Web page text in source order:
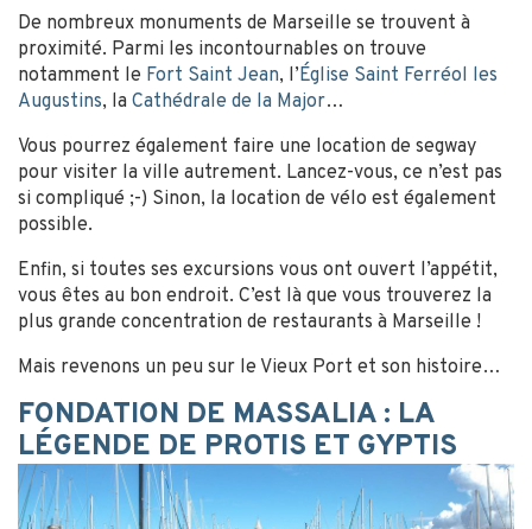
De nombreux monuments de Marseille se trouvent à
proximité. Parmi les incontournables on trouve
notamment le Fort Saint Jean, l’Église Saint Ferréol les
Augustins, la Cathédrale de la Major…
Vous pourrez également faire une location de segway
pour visiter la ville autrement. Lancez-vous, ce n’est pas
si compliqué ;-) Sinon, la location de vélo est également
possible.
Enfin, si toutes ses excursions vous ont ouvert l’appétit,
vous êtes au bon endroit. C’est là que vous trouverez la
plus grande concentration de restaurants à Marseille !
Mais revenons un peu sur le Vieux Port et son histoire…
FONDATION DE MASSALIA : LA
LÉGENDE DE PROTIS ET GYPTIS